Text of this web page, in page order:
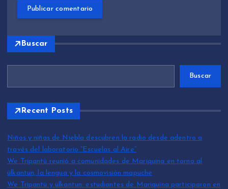
Buscar
Buscar
Recent Posts
Niños y niñas de Niebla descubren la radio desde adentro a
través del laboratorio “Escuelas al Aire”
We Tripantü reunió a comunidades de Mariquina en torno al
ülkantun, la lengua y la cosmovisión mapuche
We Tripantü y ülkantun: estudiantes de Mariquina participaron en